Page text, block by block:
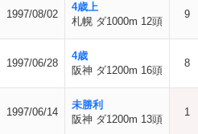
1997/08/02
4歳上
札幌 ダ1000m 12頭
9
1997/06/28
4歳
阪神 ダ1200m 16頭
8
1997/06/14
未勝利
阪神 ダ1200m 13頭
1